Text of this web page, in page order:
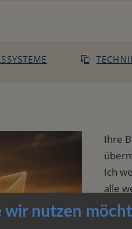
Ihre
Ich
alle
Bitte
wir nutzen